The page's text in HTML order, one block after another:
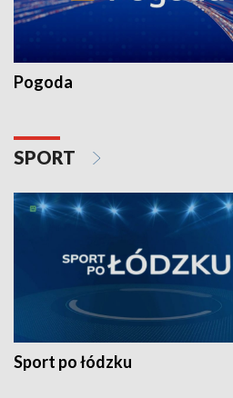
Pogoda
SPORT
Sport po łódzku